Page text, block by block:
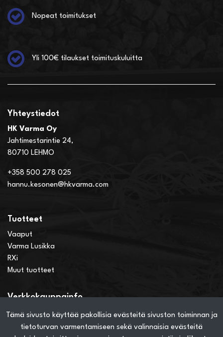
Tämä sivusto käyttää pakollisia evästeitä sivuston toiminnan ja
tietoturvan varmentamiseen sekä valinnaisia evästeitä
Nopeat toimitukset
Yli 100€ tilaukset toimituskuluitta
Yhteystiedot
HK Varma Oy
Jahtimestarintie 24,
80710 LEHMO
+358 500 278 025
hannu.kesonen@hkvarma.com
Tuotteet
Vaaput
Varma Lusikka
RXi
Muut tuotteet
Verkkokauppainfo
Näin teet ostoksia verkkokaupassa
Sopimusehdot